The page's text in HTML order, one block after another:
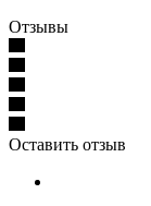
Отзывы
Оставить отзыв